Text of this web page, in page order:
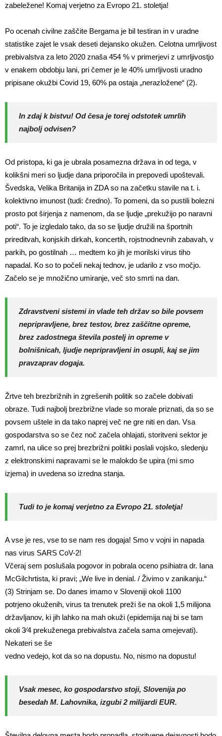
zabeležene! Komaj verjetno za Evropo 21. stoletja!
Po ocenah civilne zaščite Bergama je bil testiran in v uradne
statistike zajet le vsak deseti dejansko okužen. Celotna umrljivost
prebivalstva za leto 2020 znaša 454 % v primerjevi z umrljivostjo
v enakem obdobju lani, pri čemer je le 40% umrljivosti uradno
pripisane okužbi Covid 19, 60% pa ostaja „nerazložene“ (2).
In zdaj k bistvu! Od česa je torej odstotek umrlih
najbolj odvisen?
Od pristopa, ki ga je ubrala posamezna država in od tega, v
kolikšni meri so ljudje dana priporočila in prepovedi upoštevali.
Švedska, Velika Britanija in ZDA so na začetku stavile na t. i.
kolektivno imunost (tudi: čredno). To pomeni, da so pustili bolezni
prosto pot širjenja z namenom, da se ljudje „prekužijo po naravni
poti“. To je izgledalo tako, da so se ljudje družili na športnih
prireditvah, konjskih dirkah, koncertih, rojstnodnevnih zabavah, v
parkih, po gostilnah … medtem ko jih je morilski virus tiho
napadal. Ko so to počeli nekaj tednov, je udarilo z vso močjo.
Začelo se je množično umiranje, več sto smrti na dan.
Zdravstveni sistemi in vlade teh držav so bile povsem
nepripravljene, brez testov, brez zaščitne opreme,
brez zadostnega števila postelj in opreme v
bolnišnicah, ljudje nepripravljeni in osupli, kaj se jim
pravzaprav dogaja.
Žrtve teh brezbrižnih in zgrešenih politik so začele dobivati
obraze. Tudi najbolj brezbrižne vlade so morale priznati, da so se
povsem uštele in da tako naprej več ne gre niti en dan. Vsa
gospodarstva so se čez noč začela ohlajati, storitveni sektor je
zamrl, na ulice so prej brezbrižni politiki poslali vojsko, sledenju
z elektronskimi napravami se le malokdo še upira (mi smo
izjema) in uvedena so izredna stanja.
Tudi to je komaj verjetno za Evropo 21. stoletja!
A vse je res, vse to se nam res dogaja! Smo v vojni in napada
nas virus SARS CoV-2!
Včeraj sem poslušala pogovor in pobrala oceno psihiatra dr. Iana
McGilchrtista, ki pravi; „We live in denial. / Živimo v zanikanju.“
(3) Strinjam se. Do danes imamo v Sloveniji okoli 1100
potrjeno okuženih, virus ta trenutek preži še na okoli 1,5 milijona
državljanov, ki jih lahko na mah okuži (epidemija naj bi se tam
okoli 3⁄4 prekuženega prebivalstva začela sama omejevati).
Nekateri se še
vedno vedejo, kot da so na dopustu. No, nismo na dopustu!
Vsak mesec, ko gospodarstvo stoji, Slovenija po
besedah M. Lahovnika, izgubi 2 milijardi EUR.